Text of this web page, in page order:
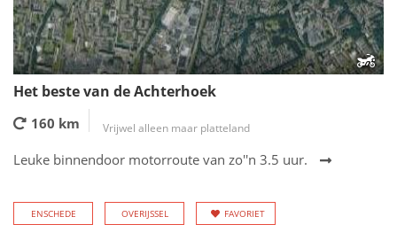
Het beste van de Achterhoek
160 km Vrijwel alleen maar platteland
Leuke binnendoor motorroute van zo''n 3.5 uur.
ENSCHEDE OVERIJSSEL FAVORIET